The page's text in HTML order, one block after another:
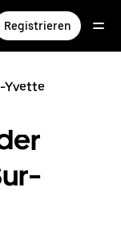
Registrieren
Yvette